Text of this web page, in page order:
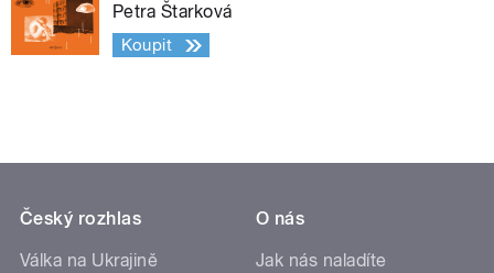
Petra Štarková
Koupit
Český rozhlas
Válka na Ukrajině
O nás
Jak nás naladíte